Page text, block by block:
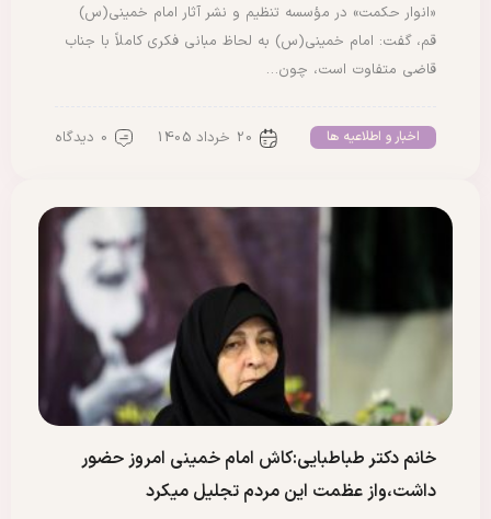
«انوار حکمت» در مؤسسه تنظیم و نشر آثار امام خمینی(س)
قم، گفت: امام خمینی(س) به لحاظ مبانی فکری کاملاً با جناب
قاضی متفاوت است، چون…
اخبار و اطلاعیه ها 20 خرداد 1405 0 دیدگاه
خانم دکتر طباطبایی:کاش امام خمینی امروز حضور
داشت،واز عظمت این مردم تجلیل میکرد